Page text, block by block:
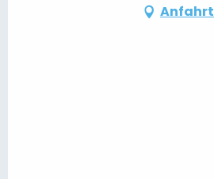
Anfahrt